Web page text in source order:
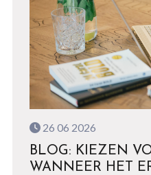
26 06 2026
BLOG: KIEZEN
WANNEER HET